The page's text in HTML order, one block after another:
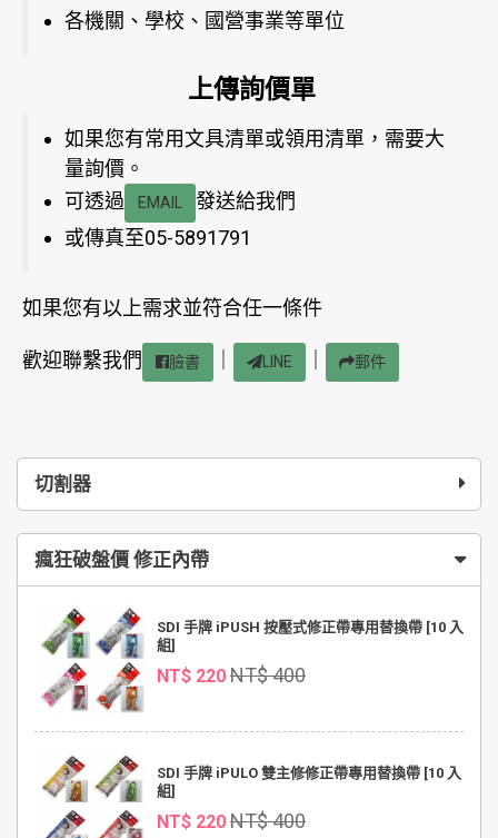
切割器
瘋狂破盤價 修正內帶
SDI 手牌 iPUSH 按壓式修正帶專用替換帶 [10 入
組]
NT$ 220 NT$ 400
SDI 手牌 iPULO 雙主修修正帶專用替換帶 [10 入
組]
NT$ 220 NT$ 400
各機關、學校、國營事業等單位
上傳詢價單
如果您有常用文具清單或領用清單，需要大
量詢價。
可透過
EMAIL
發送給我們
或傳真至05-5891791
如果您有以上需求並符合任一條件
歡迎聯繫我們 臉書 LINE 郵件